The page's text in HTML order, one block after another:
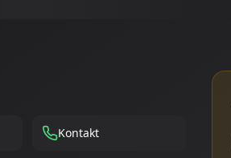
Kontakt